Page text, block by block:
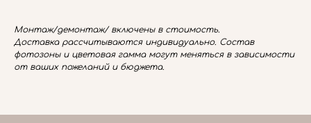
Монтаж/демонтаж/ включены в стоимость.
Доставка рассчитываются индивидуально. Состав
фотозоны и цветовая гамма могут меняться в зависимости
от ваших пожеланий и бюджета.